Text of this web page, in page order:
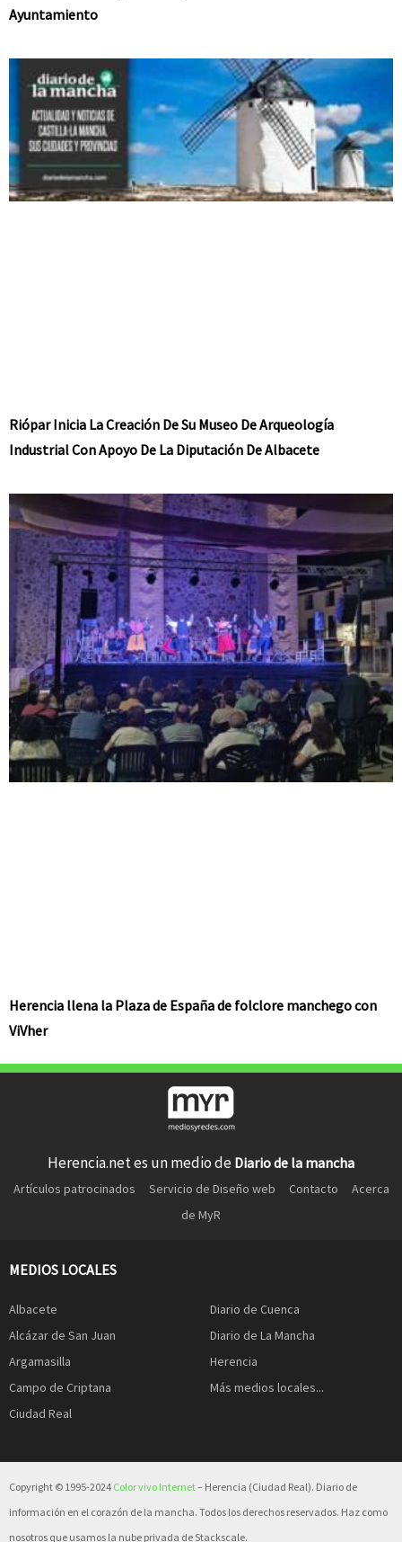
Ayuntamiento
Riópar Inicia La Creación De Su Museo De Arqueología
Industrial Con Apoyo De La Diputación De Albacete
Herencia llena la Plaza de España de folclore manchego con
ViVher
Herencia.net es un medio de Diario de la mancha
Artículos patrocinados Servicio de Diseño web Contacto
Acerca
de MyR
MEDIOS LOCALES
Albacete
Alcázar de San Juan
Argamasilla
Campo de Criptana
Ciudad Real
Diario de Cuenca
Diario de La Mancha
Herencia
Más medios locales...
Copyright © 1995-2024 Color vivo Internet– Herencia (Ciudad Real). Diario de
información en el corazón de la mancha. Todos los derechos reservados. Haz como
nosotros que usamos la nube privada de Stackscale.